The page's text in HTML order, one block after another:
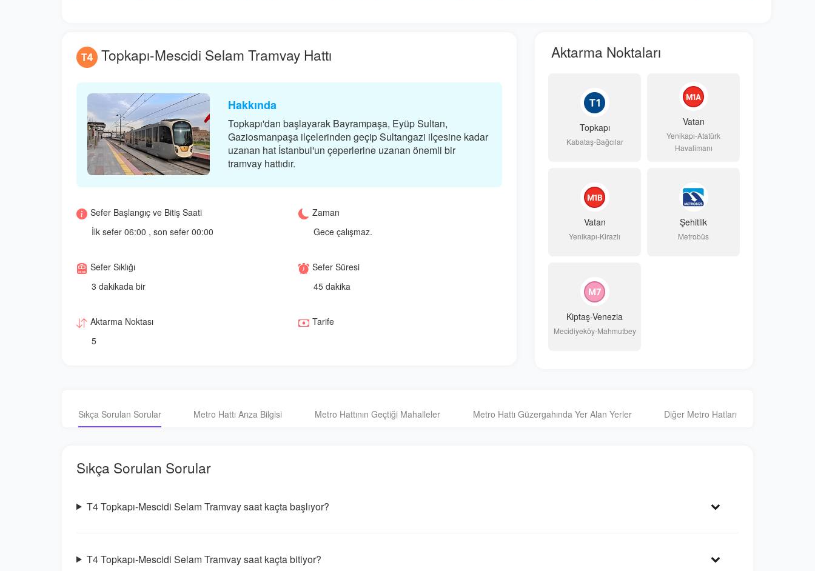
Topkapı-Mescidi Selam Tramvay Hattı
Hakkında
Topkapı'dan başlayarak Bayrampaşa, Eyüp Sultan,
Gaziosmanpaşa ilçelerinden geçip Sultangazi ilçesine kadar
uzanan hat İstanbul'un çeperlerine uzanan önemli bir
tramvay hattıdır.
Sefer Başlangıç ve Bitiş Saati
İlk sefer 06:00 , son sefer 00:00
Zaman
Gece çalışmaz.
Sefer Sıklığı
3 dakikada bir
Sefer Süresi
45 dakika
Aktarma Noktası
5
Tarife
Aktarma Noktaları
Topkapı
Kabataş-Bağcılar
Vatan
Yenikapı-Atatürk
Havalimanı
Vatan
Yenikapı-Kirazlı
Şehitlik
Metrobüs
Kiptaş-Venezia
Mecidiyeköy-Mahmutbey
Sıkça Sorulan Sorular Metro Hattı Arıza Bilgisi Metro Hattının Geçtiği Mahalleler Metro Hattı Güzergahında Yer Alan Yerler Diğer Metro Hatları
Sıkça Sorulan Sorular
T4 Topkapı-Mescidi Selam Tramvay saat kaçta başlıyor?
T4 Topkapı-Mescidi Selam Tramvay saat kaçta bitiyor?